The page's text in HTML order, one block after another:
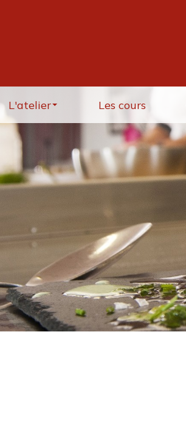
L'atelier Les cours